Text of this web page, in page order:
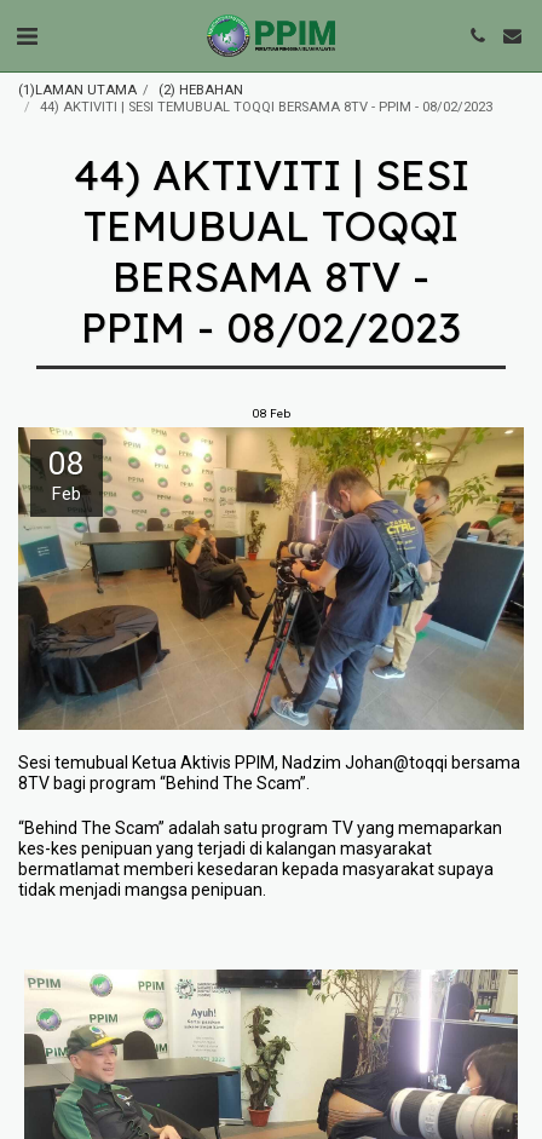
(1)LAMAN UTAMA
(2) HEBAHAN
44) AKTIVITI | SESI TEMUBUAL TOQQI BERSAMA 8TV - PPIM - 08/02/2023
44) AKTIVITI | SESI
TEMUBUAL TOQQI
BERSAMA 8TV -
PPIM - 08/02/2023
08 Feb
08
Feb
Sesi temubual Ketua Aktivis PPIM, Nadzim Johan@toqqi bersama
8TV bagi program “Behind The Scam”.
“Behind The Scam” adalah satu program TV yang memaparkan
kes-kes penipuan yang terjadi di kalangan masyarakat
bermatlamat memberi kesedaran kepada masyarakat supaya
tidak menjadi mangsa penipuan.